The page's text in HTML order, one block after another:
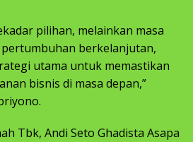
pilihan, melainkan masa
berkelanjutan,
utama untuk memastikan
bisnis di masa depan,”
Tbk, Andi Seto Ghadista Asapa